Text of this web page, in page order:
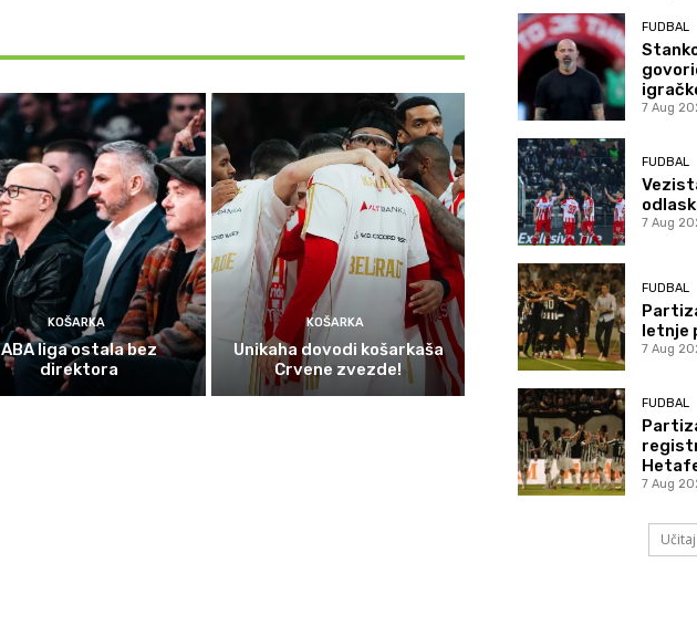
KOŠARKA
ABA liga ostala bez
direktora
KOŠARKA
Unikaha dovodi košarkaša
Crvene zvezde!
FUDBAL
7 Aug
FUDBAL
7 Aug
FUDBAL
letnje
7 Aug
FUDBAL
7 Aug